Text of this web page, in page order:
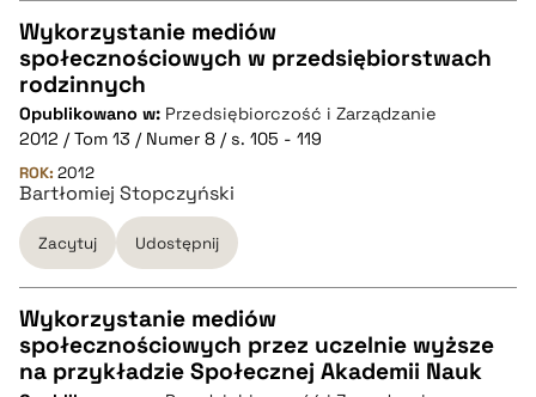
CZYSTY TEKST
pobierz cytat
BIBTEX
pobierz cytat
Wykorzystanie mediów
społecznościowych w przedsiębiorstwach
rodzinnych
Opublikowano w: Przedsiębiorczość i Zarządzanie
2012 / Tom 13 / Numer 8 / s. 105 - 119
ROK: 2012
Bartłomiej Stopczyński
Zacytuj Udostępnij
CZYSTY TEKST
Wykorzystanie mediów
społecznościowych przez uczelnie wyższe
na przykładzie Społecznej Akademii Nauk